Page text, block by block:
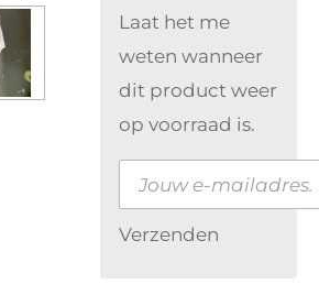
Laat het me
weten wanneer
dit product weer
op voorraad is.
Verzenden